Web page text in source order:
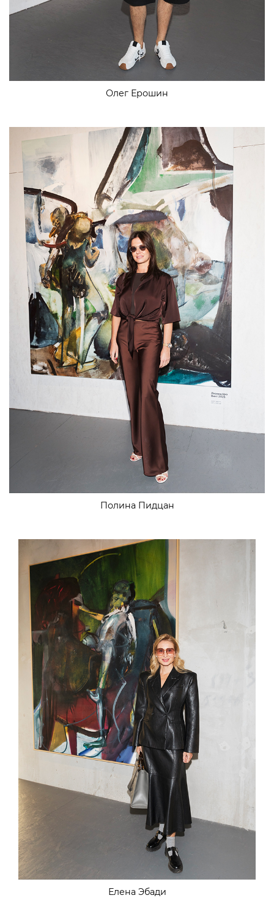
Олег Ерошин
Полина Пидцан
Елена Эбади